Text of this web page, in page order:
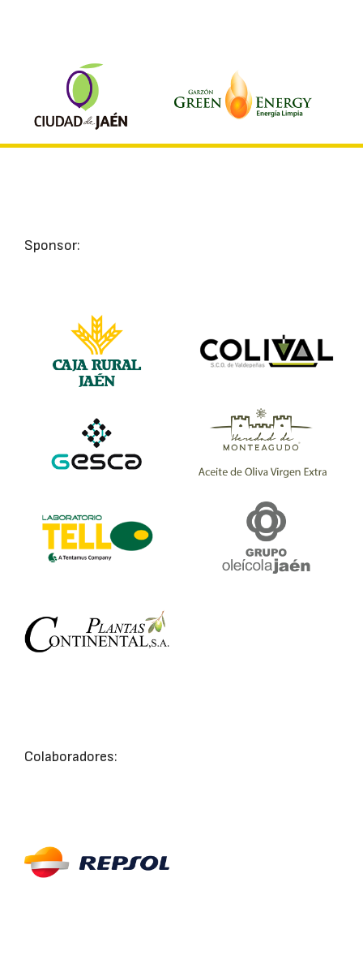
Sponsor:
Colaboradores: